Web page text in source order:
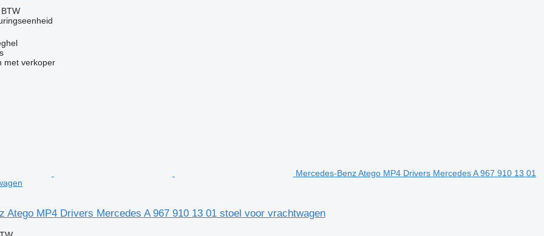
met verkoper
Mercedes-Benz Atego MP4 Drivers Mercedes A 967 910 13 01
Atego MP4 Drivers Mercedes A 967 910 13 01 stoel voor vrachtwagen